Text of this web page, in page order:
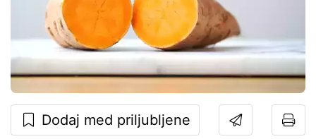
Dodaj med priljubljene